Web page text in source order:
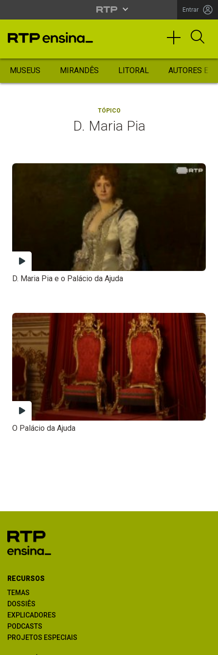
Entrar
MUSEUS MIRANDÊS LITORAL AUTORES
TÓPICO
D. Maria Pia
D. Maria Pia e o Palácio da Ajuda
O Palácio da Ajuda
RECURSOS
TEMAS
DOSSIÊS
EXPLICADORES
PODCASTS
PROJETOS ESPECIAIS